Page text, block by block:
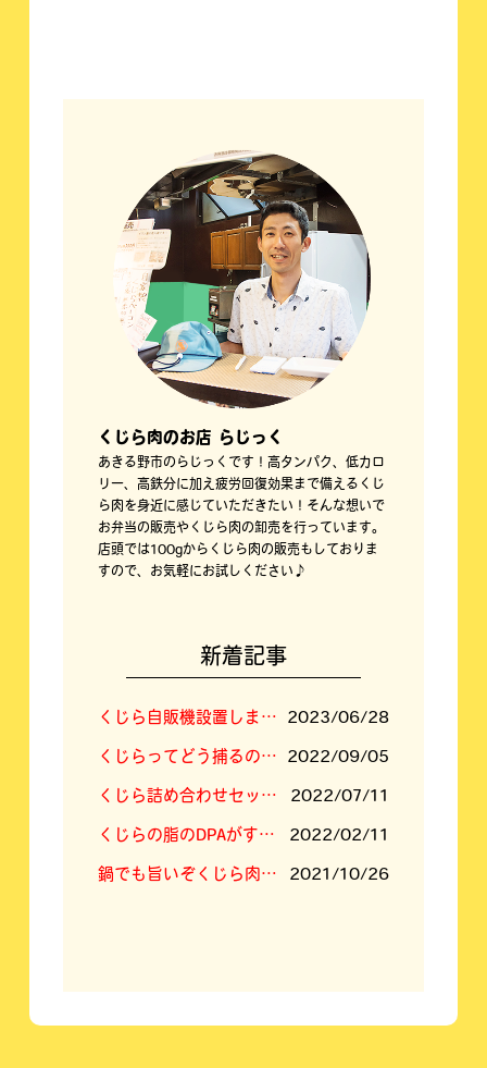
くじら肉のお店 らじっく
あきる野市のらじっくです！高タンパク、低カロ
リー、高鉄分に加え疲労回復効果まで備えるくじ
ら肉を身近に感じていただきたい！そんな想いで
お弁当の販売やくじら肉の卸売を行っています。
店頭では100gからくじら肉の販売もしておりま
すので、お気軽にお試しください♪
新着記事
くじら自販機設置しました！ 2023/06/28
くじらってどう捕るの？答えは「空挺ドラゴンズ」に⁉ 2022/09/05
くじら詰め合わせセットの内容新しくなりました 2022/07/11
くじらの脂のDPAがすごい！ 2022/02/11
鍋でも旨いぞくじら肉！くじらすき焼きセット！ 2021/10/26